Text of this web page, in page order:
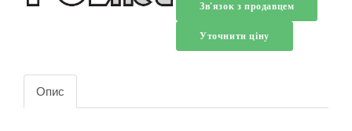
Зв'язок з продавцем
Уточнити ціну
Опис